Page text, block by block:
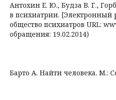
Антохин Е. Ю., Будза В. Г.,
в психиатрии. [Электронный
общество психиатров URL:
обращения: 19.02.2014)
Барто А. Найти человека. М.: